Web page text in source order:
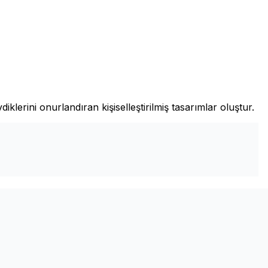
onurlandıran kişiselleştirilmiş tasarımlar oluştur.